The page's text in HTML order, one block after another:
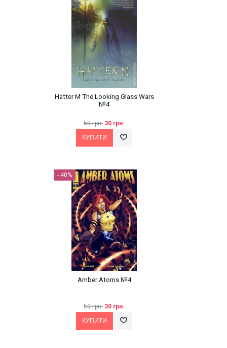
Hatter M The Looking Glass Wars
№4
50 грн. 30 грн.
- 40%
Amber Atoms №4
50 грн. 30 грн.